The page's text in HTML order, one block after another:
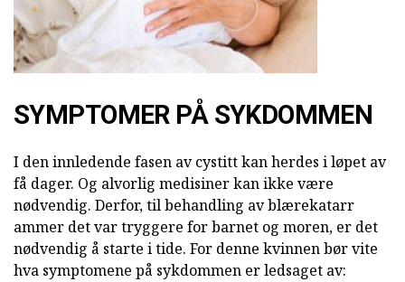
SYMPTOMER PÅ SYKDOMMEN
I den innledende fasen av cystitt kan herdes i løpet av
få dager. Og alvorlig medisiner kan ikke være
nødvendig. Derfor, til behandling av blærekatarr
ammer det var tryggere for barnet og moren, er det
nødvendig å starte i tide. For denne kvinnen bør vite
hva symptomene på sykdommen er ledsaget av: